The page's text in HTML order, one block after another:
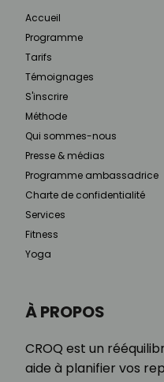
À PROPOS
CROQ est un
aide à planifier vos
Accueil
Programme
Tarifs
Témoignages
S'inscrire
Méthode
Qui sommes-nous
Presse & médias
Programme ambassadrice
Charte de confidentialité
Services
Fitness
Yoga